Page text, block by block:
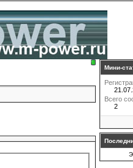
Мини-
Всего
2